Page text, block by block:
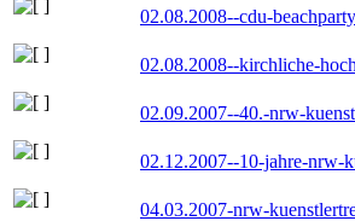
02.08.2008--cdu-
02.08.2008--kirchliche-
02.09.2007--40.-nrw-
02.12.2007--10-jahre-nrw-
04.03.2007-nrw-